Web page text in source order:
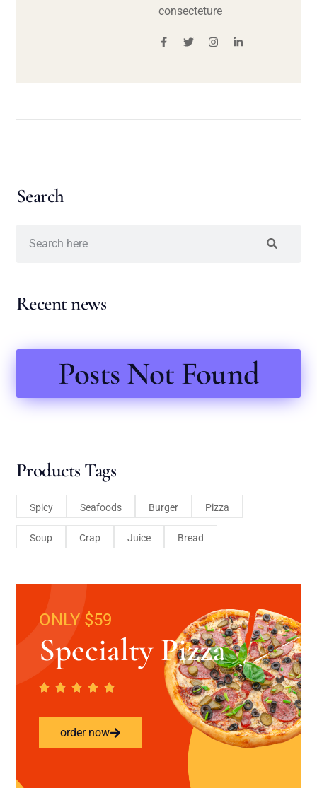
consecteture
Search
Recent news
Posts Not Found
Products Tags
Spicy Seafoods Burger Pizza
Soup Crap Juice Bread
ONLY $59
Specialty Pizza
order now